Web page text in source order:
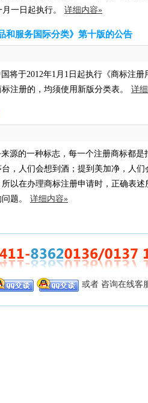
一日起执行。
详细内容»
和服务国际分类》第十版的公告
将于2012年1月1日起执行《商标注
注册的，均须使用新版分类表。
详
源的一种标志，每一个注册商标都是
，人们会想到酒；提到美加净，人
以在办理商标注册申请时，正确表述
题。
详细内容»
或者 咨询在线客